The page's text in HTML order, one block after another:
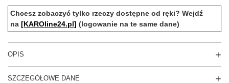
Chcesz zobaczyć tylko rzeczy dostępne od ręki? Wejdź
na [KAROline24.pl] (logowanie na te same dane)
OPIS
SZCZEGÓŁOWE DANE